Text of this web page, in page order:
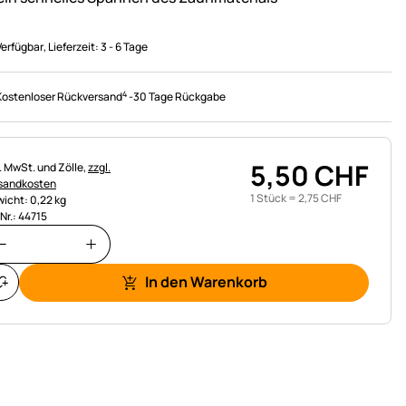
, Lieferzeit:3 - 6 Tage
Rückversand4-30 Tage Rückgabe
MwSt. und Zölle,zzgl.
0,22 kg
44715
5,50 CHF
1 Stück =2,75CHF
In den Warenkorb